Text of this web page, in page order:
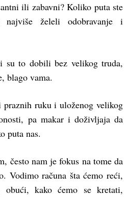
ili zabavni? Koliko puta ste
želeli odobravanje i
su to dobili bez velikog truda,
blago vama.
ruku i uloženog velikog
pa makar i doživljaja da
puta nas.
često nam je fokus na tome da
Vodimo računa šta ćemo reći,
obući, kako ćemo se kretati,